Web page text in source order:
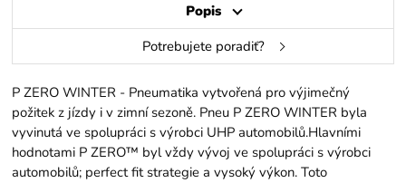
Popis
Potrebujete poradiť?
P ZERO WINTER - Pneumatika vytvořená pro výjimečný
požitek z jízdy i v zimní sezoně. Pneu P ZERO WINTER byla
vyvinutá ve spolupráci s výrobci UHP automobilů.Hlavními
hodnotami P ZERO™ byl vždy vývoj ve spolupráci s výrobci
automobilů; perfect fit strategie a vysoký výkon. Toto